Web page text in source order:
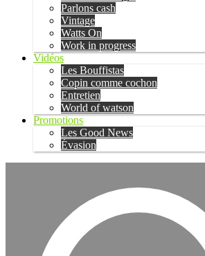
Parlons cash
Vintage
Watts On
Work in progress
Vidéos
Les Bouffistas
Copin comme cochon
Entretien
World of watson
Promotions
Les Good News
Évasion